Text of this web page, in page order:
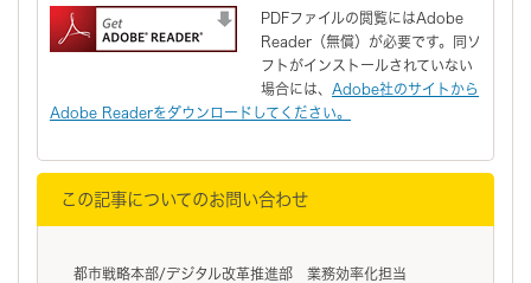
PDFファイルの閲覧にはAdobe
Reader（無償）が必要です。同ソ
フトがインストールされていない
場合には、 Adobe社のサイトから
Adobe Readerをダウンロードしてください。
この記事についてのお問い合わせ
都市戦略本部/デジタル改革推進部 業務効率化担当